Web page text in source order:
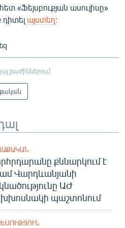
«Ֆեյսբուքյան ասուլիսը»
դիտել այստեղ:
բաժիններում
քննարկում է
Վարդևանյանի
ԱԺ
պաշտոնում